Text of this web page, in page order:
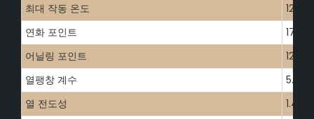
최대 작동 온도
1200
연화 포인트
1730
어닐링 포인트
1215
열팽창 계수
5.5 ×
열 전도성
1.4